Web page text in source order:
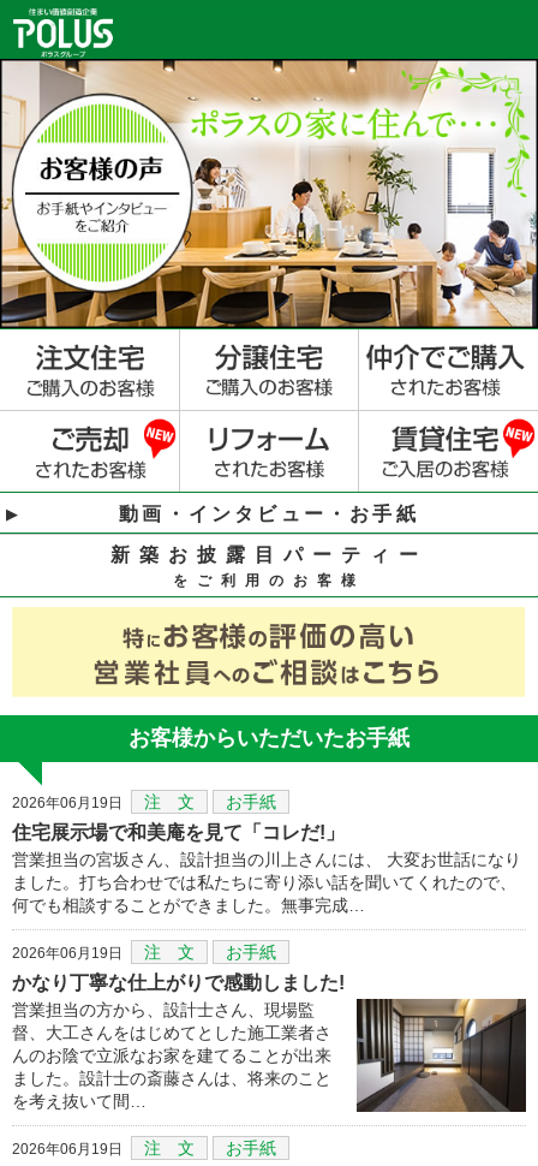
動画・インタビュー・お手紙
新築お披露目パーティー
をご利用のお客様
お客様からいただいたお手紙
2026年06月19日 注 文 お手紙
住宅展示場で和美庵を見て「コレだ!」
営業担当の宮坂さん、設計担当の川上さんには、 大変お世話になり
ました。打ち合わせでは私たちに寄り添い話を聞いてくれたので、
何でも相談することができました。無事完成…
2026年06月19日 注 文 お手紙
かなり丁寧な仕上がりで感動しました!
営業担当の方から、設計士さん、現場監
督、大工さんをはじめてとした施工業者さ
んのお陰で立派なお家を建てることが出来
ました。設計士の斎藤さんは、将来のこと
を考え抜いて間…
2026年06月19日 注 文 お手紙